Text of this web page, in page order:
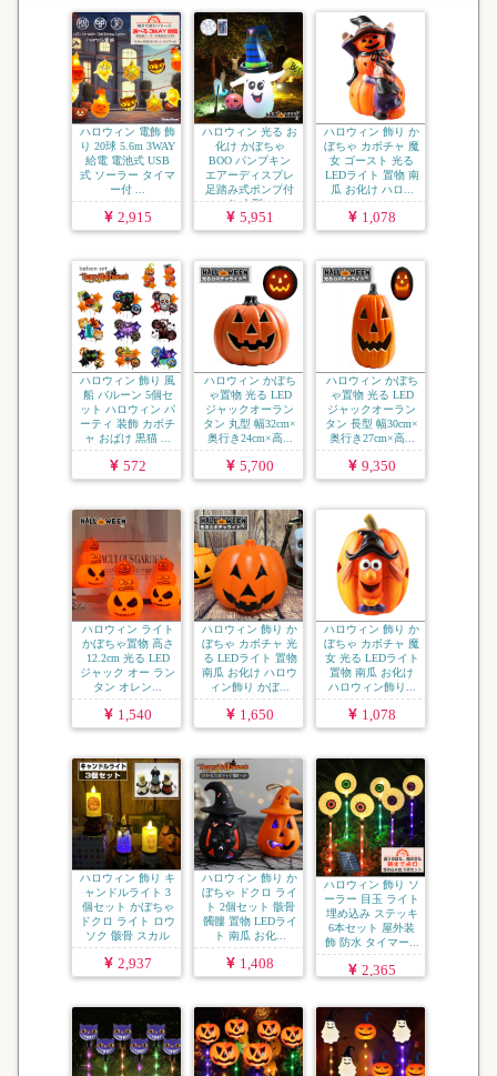
ハロウィン 電飾 飾
り 20球 5.6m 3WAY
給電 電池式 USB
式 ソーラー タイマ
ー付 ...
2,915
ハロウィン 光る お
化け かぼちゃ
BOO パンプキン
エアーディスプレ
足踏み式ポンプ付
き 大型...
5,951
ハロウィン 飾り か
ぼちゃ カボチャ 魔
女 ゴースト 光る
LEDライト 置物 南
瓜 お化け ハロ...
1,078
ハロウィン 飾り 風
船 バルーン 5個セ
ット ハロウィン パ
ーティ 装飾 カボチ
ャ おばけ 黒猫 ...
572
ハロウィン かぼち
ゃ置物 光る LED
ジャックオーラン
タン 丸型 幅32cm×
奥行き24cm×高...
5,700
ハロウィン かぼち
ゃ置物 光る LED
ジャックオーラン
タン 長型 幅30cm×
奥行き27cm×高...
9,350
ハロウィン ライト
かぼちゃ置物 高さ
12.2cm 光る LED
ジャック オー ラン
タン オレン...
1,540
ハロウィン 飾り か
ぼちゃ カボチャ 光
る LEDライト 置物
南瓜 お化け ハロウ
ィン飾り かぼ...
1,650
ハロウィン 飾り か
ぼちゃ カボチャ 魔
女 光る LEDライト
置物 南瓜 お化け
ハロウィン飾り...
1,078
ハロウィン 飾り キ
ャンドルライト 3
個セット かぼちゃ
ドクロ ライト ロウ
ソク 骸骨 スカル
...
2,937
ハロウィン 飾り か
ぼちゃ ドクロ ライ
ト 2個セット 骸骨
髑髏 置物 LEDライ
ト 南瓜 お化...
1,408
ハロウィン 飾り ソ
ーラー 目玉 ライト
埋め込み ステッキ
6本セット 屋外装
飾 防水 タイマー...
2,365